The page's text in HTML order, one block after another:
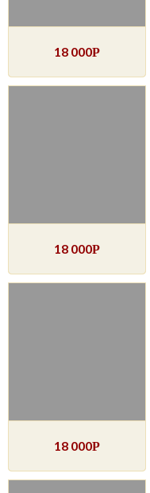
18 000Р
18 000Р
18 000Р